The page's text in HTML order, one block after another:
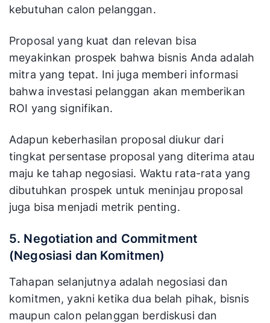
kebutuhan calon pelanggan.
Proposal yang kuat dan relevan bisa
meyakinkan prospek bahwa bisnis Anda adalah
mitra yang tepat. Ini juga memberi informasi
bahwa investasi pelanggan akan memberikan
ROI yang signifikan.
Adapun keberhasilan proposal diukur dari
tingkat persentase proposal yang diterima atau
maju ke tahap negosiasi. Waktu rata-rata yang
dibutuhkan prospek untuk meninjau proposal
juga bisa menjadi metrik penting.
5. Negotiation and Commitment
(Negosiasi dan Komitmen)
Tahapan selanjutnya adalah negosiasi dan
komitmen, yakni ketika dua belah pihak, bisnis
maupun calon pelanggan berdiskusi dan